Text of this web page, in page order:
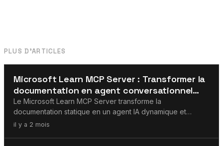
PLUS D'ARTICLES
MCP
Microsoft Learn MCP Server : Transformer la
documentation en agent conversationnel
avec Copilot Studio
Le Microsoft Learn MCP Server transforme la
documentation statique en un agent IA dynamique et
conversationnel dans Copilot Studio. Voici comment le
il y a 2 mois